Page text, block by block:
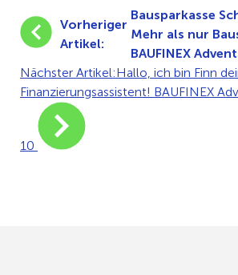
Vorheriger
Artikel:
Bausparkasse
Mehr als nur
BAUFINEX
Nächster Artikel:Hallo, ich bin Finn
Finanzierungsassistent! BAUFINEX
10